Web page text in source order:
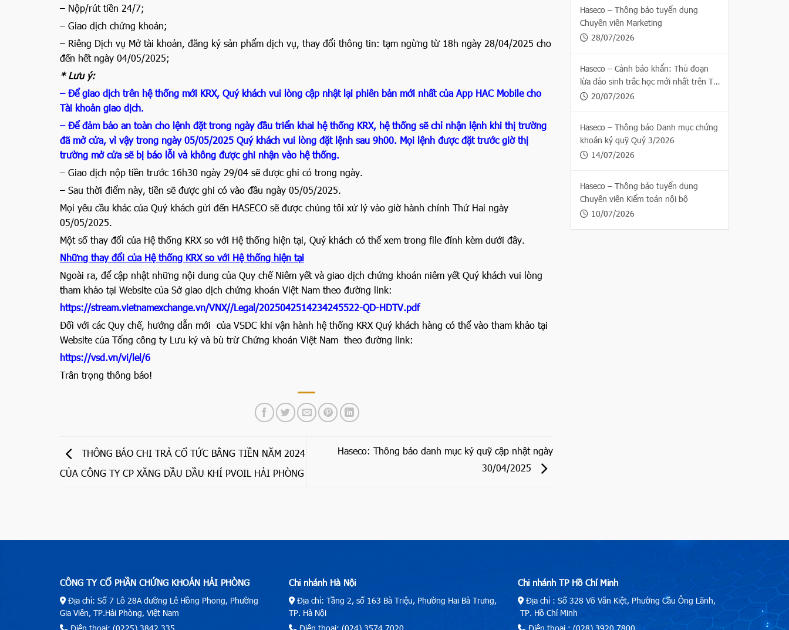
– Nộp/rút tiền 24/7;
– Giao dịch chứng khoán;
– Riêng Dịch vụ Mở tài khoản, đăng ký sản phẩm dịch vụ, thay đổi thông tin: tạm ngừng từ 18h ngày 28/04/2025 cho
đến hết ngày 04/05/2025;
* Lưu ý:
– Để giao dịch trên hệ thống mới KRX, Quý khách vui lòng cập nhật lại phiên bản mới nhất của App HAC Mobile cho
Tài khoản giao dịch.
– Để đảm bảo an toàn cho lệnh đặt trong ngày đầu triển khai hệ thống KRX, hệ thống sẽ chỉ nhận lệnh khi thị trường
đã mở cửa, vì vậy trong ngày 05/05/2025 Quý khách vui lòng đặt lệnh sau 9h00. Mọi lệnh được đặt trước giờ thị
trường mở cửa sẽ bị báo lỗi và không được ghi nhận vào hệ thống.
– Giao dịch nộp tiền trước 16h30 ngày 29/04 sẽ được ghi có trong ngày.
– Sau thời điểm này, tiền sẽ được ghi có vào đầu ngày 05/05/2025.
Mọi yêu cầu khác của Quý khách gửi đến HASECO sẽ được chúng tôi xử lý vào giờ hành chính Thứ Hai ngày
05/05/2025.
Một số thay đổi của Hệ thống KRX so với Hệ thống hiện tại, Quý khách có thể xem trong file đính kèm dưới đây.
Những thay đổi của Hệ thống KRX so với Hệ thống hiện tại
Ngoài ra, để cập nhật những nội dung của Quy chế Niêm yết và giao dịch chứng khoán niêm yết Quý khách vui lòng
tham khảo tại Website của Sở giao dịch chứng khoán Việt Nam theo đường link:
https://stream.vietnamexchange.vn/VNX//Legal/2025042514234245522-QD-HDTV.pdf
Đối với các Quy chế, hướng dẫn mới của VSDC khi vận hành hệ thống KRX Quý khách hàng có thể vào tham khảo tại
Website của Tổng công ty Lưu ký và bù trừ Chứng khoán Việt Nam theo đường link:
https://vsd.vn/vi/lel/6
Trân trọng thông báo!
THÔNG BÁO CHI TRẢ CỔ TỨC BẰNG TIỀN NĂM 2024
CỦA CÔNG TY CP XĂNG DẦU DẦU KHÍ PVOIL HẢI PHÒNG
Haseco: Thông báo danh mục ký quỹ cập nhật ngày
30/04/2025
Haseco – Thông báo tuyển dụng
Chuyên viên Marketing
28/07/2026
Haseco – Cảnh báo khẩn: Thủ đoạn
lừa đảo sinh trắc học mới nhất trên Thị
trường chứng khoán
20/07/2026
Haseco – Thông báo Danh mục chứng
khoán ký quỹ Quý 3/2026
14/07/2026
Haseco – Thông báo tuyển dụng
Chuyên viên Kiểm toán nội bộ
10/07/2026
CÔNG TY CỔ PHẦN CHỨNG KHOÁN HẢI PHÒNG
Địa chỉ: Số 7 Lô 28A đường Lê Hồng Phong, Phường
Gia Viên, TP.Hải Phòng, Việt Nam
Chi nhánh Hà Nội
Địa chỉ: Tầng 2, số 163 Bà Triệu, Phường Hai Bà Trưng,
TP. Hà Nội
Chi nhánh TP Hồ Chí Minh
Địa chỉ : Số 328 Võ Văn Kiệt, Phường Cầu Ông Lãnh,
TP. Hồ Chí Minh